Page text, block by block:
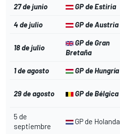
27 de junio GP de Estiria
4 de julio GP de Austria
18 de julio
GP de Gran
Bretaña
1 de agosto GP de Hungría
29 de agosto GP de Bélgica
5 de
septiembre
GP de Holanda